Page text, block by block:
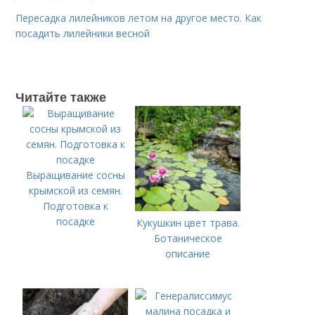
Пересадка лилейников летом на другое место. Как
посадить лилейники весной
Читайте также
Выращивание сосны
крымской из семян.
Подготовка к
посадке
Кукушкин цвет трава.
Ботаническое
описание